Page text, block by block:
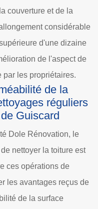
couverture et de la
considérable
d'une dizaine
de l'aspect de
par les propriétaires.
de la
réguliers
Guiscard
Dole Rénovation, le
nettoyer la toiture est
ces opérations de
les avantages reçus de
de la surface